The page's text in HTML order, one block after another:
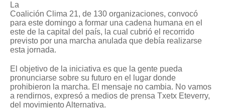
La
Coalición Clima 21, de 130 organizaciones, convocó
para este domingo a formar una cadena humana en el
este de la capital del país, la cual cubrió el recorrido
previsto por una marcha anulada que debía realizarse
esta jornada.
El objetivo de la iniciativa es que la gente pueda
pronunciarse sobre su futuro en el lugar donde
prohibieron la marcha. El mensaje no cambia. No vamos
a rendirnos, expresó a medios de prensa Txetx Eteverry,
del movimiento Alternativa.